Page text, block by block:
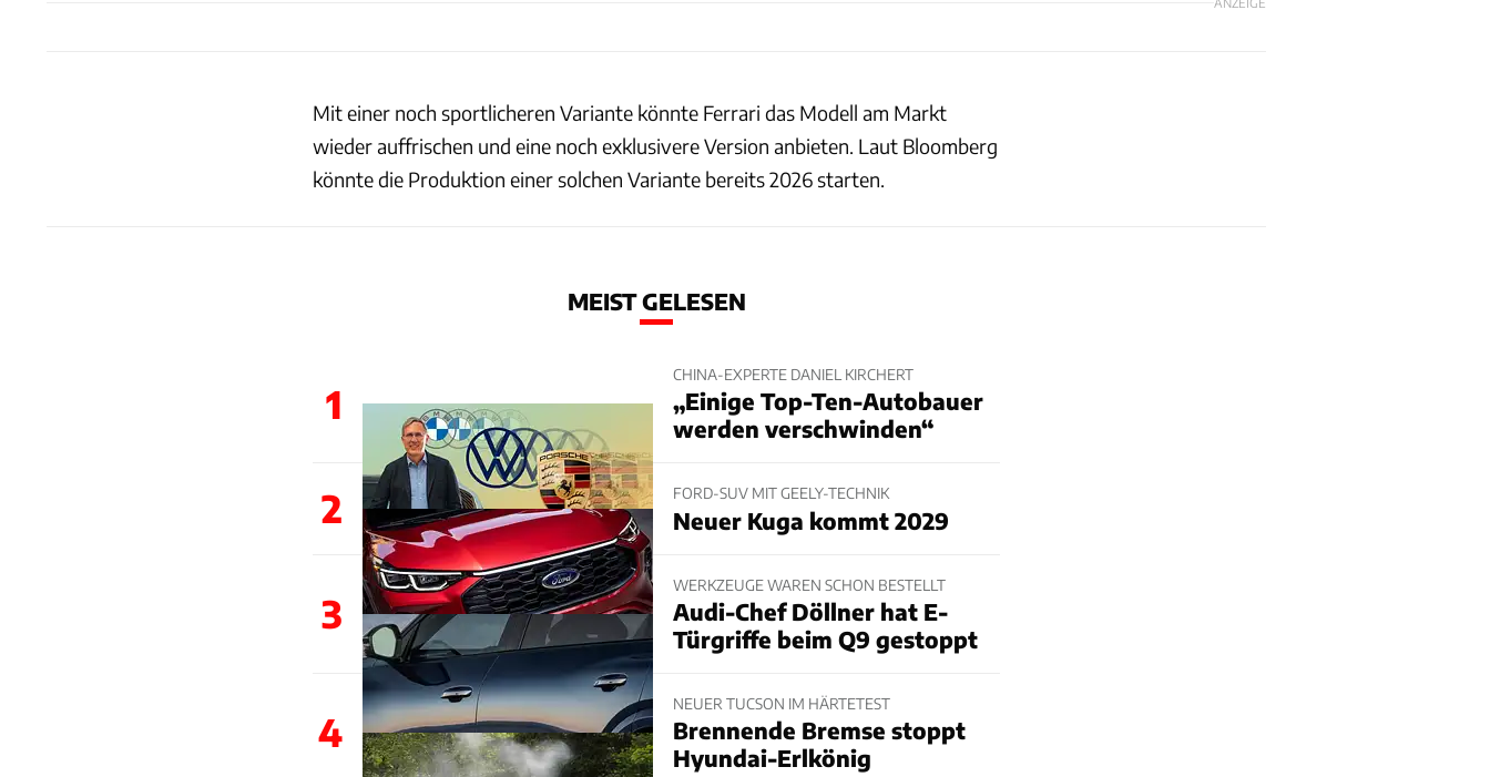
Mit einer noch sportlicheren Variante könnte Ferrari das Modell am Markt
wieder auffrischen und eine noch exklusivere Version anbieten. Laut Bloomberg
könnte die Produktion einer solchen Variante bereits 2026 starten.
MEIST GELESEN
1
CHINA-EXPERTE DANIEL KIRCHERT
„Einige Top-Ten-Autobauer
werden verschwinden“
2 FORD-SUV MIT GEELY-TECHNIK
Neuer Kuga kommt 2029
3
WERKZEUGE WAREN SCHON BESTELLT
Audi-Chef Döllner hat E-
Türgriffe beim Q9 gestoppt
4
NEUER TUCSON IM HÄRTETEST
Brennende Bremse stoppt
Hyundai-Erlkönig